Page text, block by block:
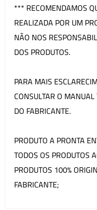
*** RECOMENDAMOS
REALIZADA POR UM
NÃO NOS
DOS PRODUTOS.
PARA MAIS
CONSULTAR O
DO FABRICANTE.
PRODUTO A PRONTA
TODOS OS PRODUTOS
PRODUTOS 100%
FABRICANTE;